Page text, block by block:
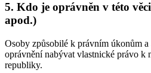
5. Kdo je oprávněn v této
apod.)
Osoby způsobilé k právním úkonům
oprávnění nabývat vlastnické právo k
republiky.